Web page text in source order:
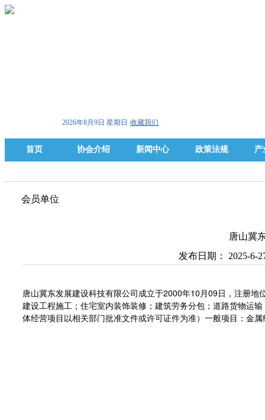
2026年8月9日 星期日 收藏我们
首页 协会介绍 新闻中心 政策法规 产
会员单位
唐山冀
发布日期： 2025-6-
唐山冀东发展建设科技有限公司成立于2000年10月09日，注册
建设工程施工；住宅室内装饰装修；建筑劳务分包；道路货物运
体经营项目以相关部门批准文件或许可证件为准）一般项目：金